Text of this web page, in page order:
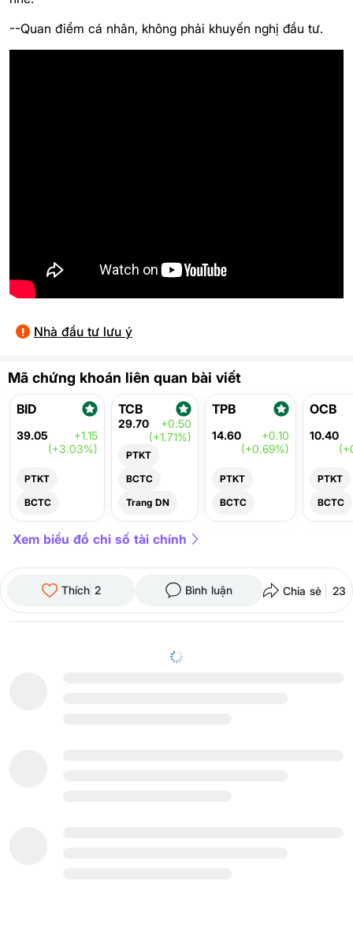
--Quan điểm cá nhân, không phải khuyến nghị đầu tư.
Nhà đầu tư lưu ý
Mã chứng khoán liên quan bài viết
BID
39.05
+1.15
(+3.03%)
PTKT
BCTC
TCB
29.70
+0.50
(+1.71%)
PTKT
BCTC
Trang DN
TPB
14.60
+0.10
(+0.69%)
PTKT
BCTC
OCB
10.40
PTKT
BCTC
Xem biểu đồ chỉ số tài chính
Thích 2 Bình luận Chia sẻ 23